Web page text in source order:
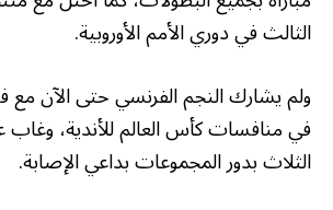
الثالث في دوري الأمم الأوروبية.
ولم يشارك النجم الفرنسي حتى الآن مع
في منافسات كأس العالم للأندية، وغاب
الثلاث بدور المجموعات بداعي الإصابة.